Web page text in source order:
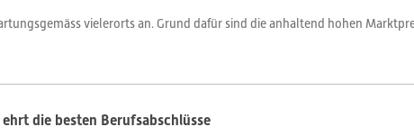
vielerorts an. Grund dafür sind die anhaltend hohen
die besten Berufsabschlüsse